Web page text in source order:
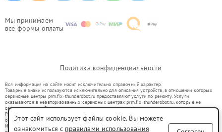
Мы принимаем
все формы оплаты
Политика конфиденциальности
Вся информация на сайте носит исключительно справочный характер.
Товарные знаки используются исключительно для описания устройств, в отношении которых
сервисные центры prm.fix-thunderobot.ru предоставляют услуги по ремонту. Услуги
оказываются в неавторизованных сервисных центрах prm.fix-thunderobot.ru, которые не
связаны с правообладателями товарных знаков или их официальными представителями.
Ремонт осуществляется для устройств, уже введенных в гражданский оборот в соответствии
со статьей 1487 ГК РФ.
Использование товарных знаков не преследует цели индивидуализации услуг или введения
Этот сайт использует файлы cookie. Вы можете
ознакомиться с правилами использования